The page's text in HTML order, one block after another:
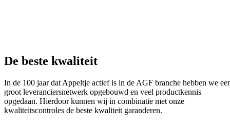
De beste kwaliteit
In de 100 jaar dat Appeltje actief is in de AGF branche hebben we
groot leveranciersnetwerk opgebouwd en veel productkennis
opgedaan. Hierdoor kunnen wij in combinatie met onze
kwaliteitscontroles de beste kwaliteit garanderen.